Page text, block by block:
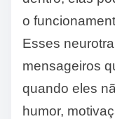
o
Esses
mensageiros
quando eles
humor,